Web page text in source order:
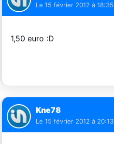
Le 15 février 2012 à 18:35
1,50 euro :D
Kne78
Le 15 février 2012 à 20:13